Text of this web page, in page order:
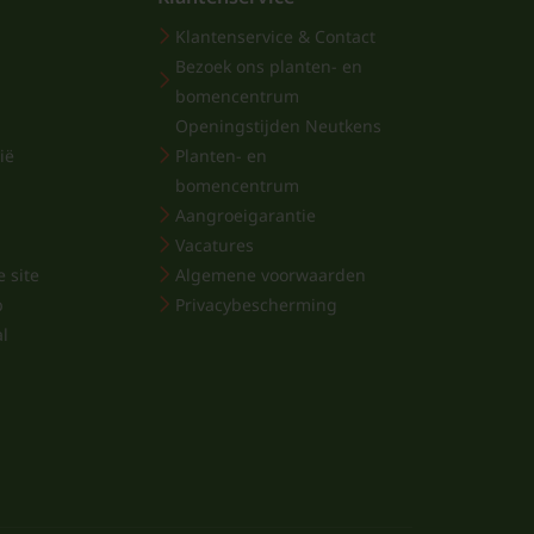
site
Klantenservice & Contact
Bezoek ons planten- en
bomencentrum
Openingstijden Neutkens
Planten- en
bomencentrum
Aangroeigarantie
Vacatures
Algemene voorwaarden
Privacybescherming